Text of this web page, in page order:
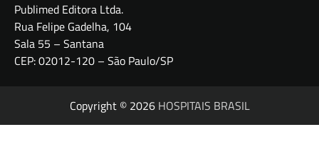
Publimed Editora Ltda.
Rua Felipe Gadelha, 104
Sala 55 – Santana
CEP: 02012-120 – São Paulo/SP
Copyright © 2026 HOSPITAIS BRASIL